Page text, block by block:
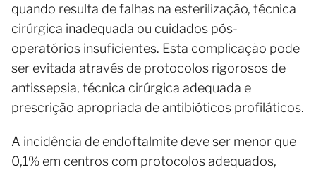
quando resulta de falhas na esterilização, técnica
cirúrgica inadequada ou cuidados pós-
operatórios insuficientes. Esta complicação pode
ser evitada através de protocolos rigorosos de
antissepsia, técnica cirúrgica adequada e
prescrição apropriada de antibióticos profiláticos.
A incidência de endoftalmite deve ser menor que
0,1% em centros com protocolos adequados,